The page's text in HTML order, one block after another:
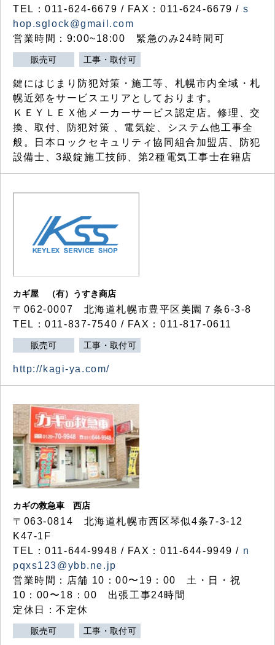
TEL：011-624-6679 / FAX：011-624-6679 / s
hop.sglock@gmail.com
営業時間：9:00~18:00 緊急のみ24時間可
販売可 工事・取付可
鍵にはじまり防犯対策・施工等、札幌市内全域・札
幌近郊をサービスエリアとしております。
ＫＥＹＬＥＸ他メーカーサービス認定店。修理、交
換、取付、防犯対策 、電気錠、システム他工事全
般。日本ロックセキュリティ協同組合加盟店、防犯
設備士、3級錠施工技師、第2種電気工事士在籍店
カギ屋 （有）うすき商店
〒062-0007 北海道札幌市豊平区美園７条6-3-8
TEL：011-837-7540 / FAX：011-817-0611
販売可 工事・取付可
http://kagi-ya.com/
カギの救急車 西店
〒063-0814 北海道札幌市西区琴似4条7-3-12
K47-1F
TEL：011-644-9948 / FAX：011-644-9949 / n
pqxs123@ybb.ne.jp
営業時間：店舗 10：00〜19：00 土・日・祝
10：00〜18：00 出張工事24時間
定休日：不定休
販売可 工事・取付可